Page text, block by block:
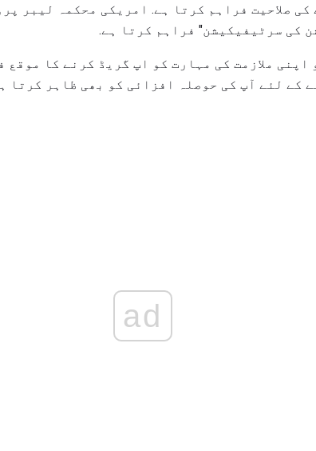
صلاحیت فراہم کرتا ہے. امریکی محکمہ لیبر
کی سرٹیفیکیشن" فراہم کرتا ہے.
اپنی ملازمت کی مہارت کو اپ گریڈ کرنے کا موقع
کے لئے آپ کی حوصلہ افزائی کو بھی ظاہر کرتا
ad